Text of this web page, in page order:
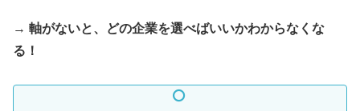
→ 軸がないと、どの企業を選べばいいかわからなくな
る！